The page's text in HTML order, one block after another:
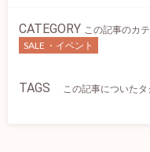
CATEGORY この記事のカ
SALE ・イベント
TAGS この記事についたタ